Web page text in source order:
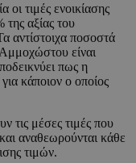
τιμές ενοικίασης
αξίας του
αντίστοιχα ποσοστά
είναι
πως η
κάποιον ο οποίος
τις μέσες τιμές που
αναθεωρούνται κάθε
τιμών.